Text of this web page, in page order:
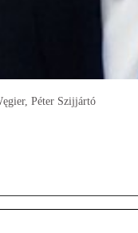
Péter Szijjártó